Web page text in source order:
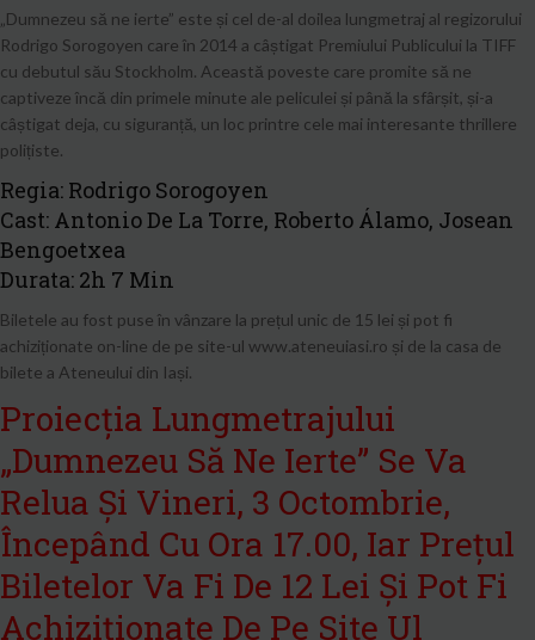
„Dumnezeu să ne ierte” este și cel de-al doilea lungmetraj al regizorului
Rodrigo Sorogoyen care în 2014 a câștigat Premiului Publicului la TIFF
cu debutul său Stockholm. Această poveste care promite să ne
captiveze încă din primele minute ale peliculei și până la sfârșit, și-a
câștigat deja, cu siguranță, un loc printre cele mai interesante thrillere
polițiste.
Regia: Rodrigo Sorogoyen
Cast: Antonio De La Torre, Roberto Álamo, Josean
Bengoetxea
Durata: 2h 7 Min
Biletele au fost puse în vânzare la prețul unic de 15 lei și pot fi
achiziționate on-line de pe site-ul www.ateneuiasi.ro și de la casa de
bilete a Ateneului din Iași.
Proiecția Lungmetrajului
„Dumnezeu Să Ne Ierte” Se Va
Relua Și Vineri, 3 Octombrie,
Începând Cu Ora 17.00, Iar Prețul
Biletelor Va Fi De 12 Lei Și Pot Fi
Achiziționate De Pe Site Ul